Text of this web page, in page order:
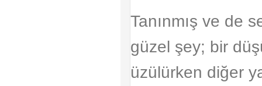
Tanınmış ve de
güzel şey; bir
üzülürken diğer